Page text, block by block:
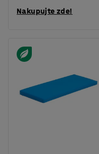
Nakupujte zde!